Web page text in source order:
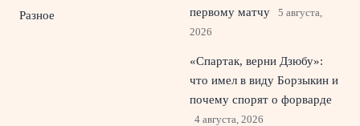
Разное
первому матчу
5 августа,
2026
«Спартак, верни Дзюбу»:
что имел в виду Борзыкин и
почему спорят о форварде
4 августа, 2026